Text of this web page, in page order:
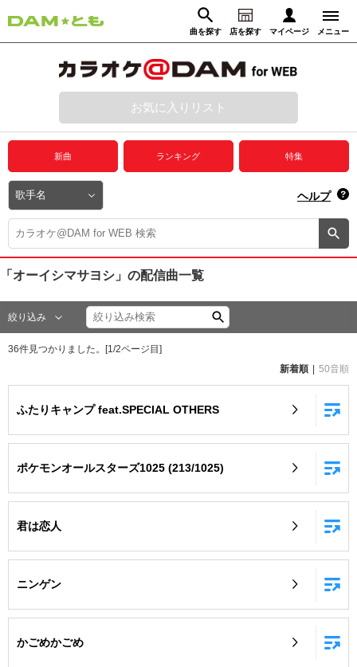
曲を探す 店を探す マイページ メニュー
動画からさがす 録音からさがす
ログイン
プレミアムサービス
DAM★とも動画
DAM★とも録音
カラオケ＠DAM
ユーザー検索
DAMの新曲・ランキングなど
自宅でカラオケ歌い放題！
お気に入りリスト
新曲 ランキング 特集
ヘルプ
「オーイシマサヨシ」 の配信曲一覧
絞り込み
36件見つかりました。[1 /2ページ目]
新着順
50音順
ふたりキャンプ feat.SPECIAL OTHERS
ポケモンオールスターズ1025 (213/1025)
君は恋人
ニンゲン
かごめかごめ